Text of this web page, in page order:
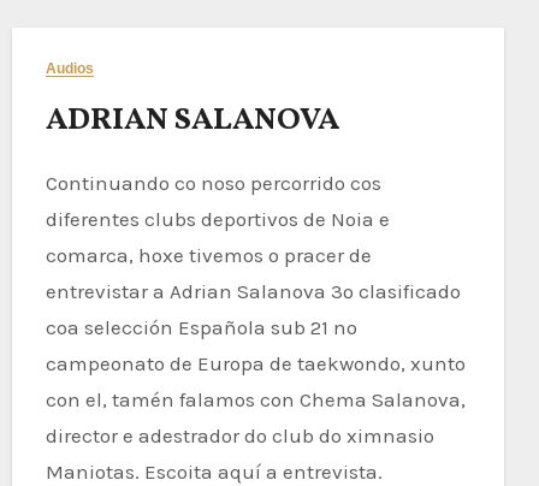
Audios
ADRIAN SALANOVA
Continuando co noso percorrido cos
diferentes clubs deportivos de Noia e
comarca, hoxe tivemos o pracer de
entrevistar a Adrian Salanova 3º clasificado
coa selección Española sub 21 no
campeonato de Europa de taekwondo, xunto
con el, tamén falamos con Chema Salanova,
director e adestrador do club do ximnasio
Maniotas. Escoita aquí a entrevista.